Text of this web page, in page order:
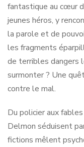
fantastique au cœur
jeunes héros, y
la parole et de
les fragments
de terribles dangers
surmonter ? Une
contre le mal.
Du policier aux
Delmon séduisent
fictions mêlent